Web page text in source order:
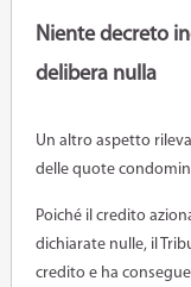
Niente decreto
delibera nulla
Un altro aspetto
delle quote
Poiché il credito
dichiarate nulle, il
credito e ha